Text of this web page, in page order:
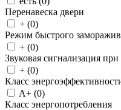
Перенавеска двери
+ (0)
Режим быстрого
+ (0)
Звуковая сигнализация
+ (0)
Класс
A+ (0)
Класс энергопотребления